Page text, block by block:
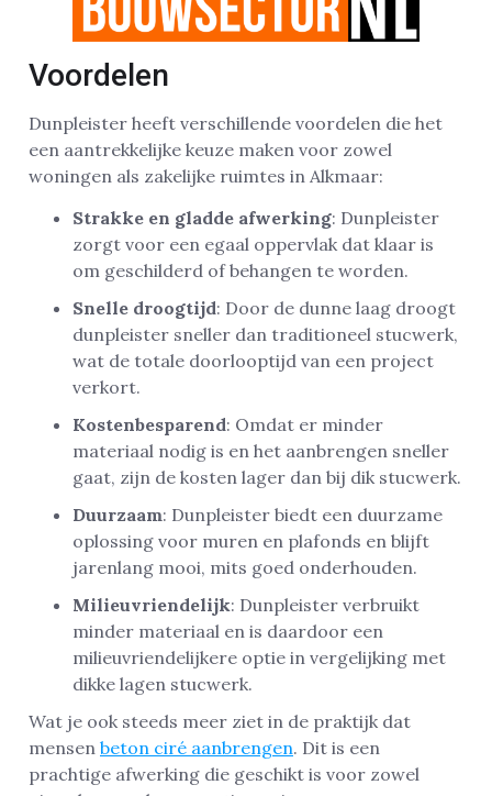
Voordelen
Dunpleister heeft verschillende voordelen die het
een aantrekkelijke keuze maken voor zowel
woningen als zakelijke ruimtes in Alkmaar:
Strakke en gladde afwerking: Dunpleister
zorgt voor een egaal oppervlak dat klaar is
om geschilderd of behangen te worden.
Snelle droogtijd: Door de dunne laag droogt
dunpleister sneller dan traditioneel stucwerk,
wat de totale doorlooptijd van een project
verkort.
Kostenbesparend: Omdat er minder
materiaal nodig is en het aanbrengen sneller
gaat, zijn de kosten lager dan bij dik stucwerk.
Duurzaam: Dunpleister biedt een duurzame
oplossing voor muren en plafonds en blijft
jarenlang mooi, mits goed onderhouden.
Milieuvriendelijk: Dunpleister verbruikt
minder materiaal en is daardoor een
milieuvriendelijkere optie in vergelijking met
dikke lagen stucwerk.
Wat je ook steeds meer ziet in de praktijk dat
mensen beton ciré aanbrengen. Dit is een
prachtige afwerking die geschikt is voor zowel